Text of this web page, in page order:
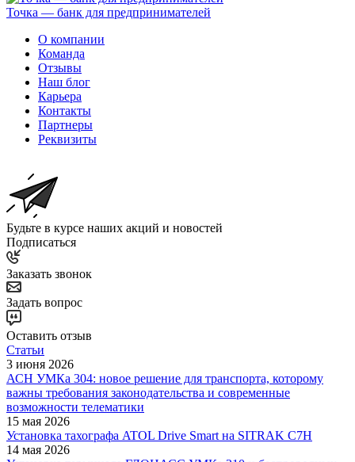
Точка — банк для предпринимателей
О компании
Команда
Отзывы
Наш блог
Карьера
Контакты
Партнеры
Реквизиты
Будьте в курсе наших акций и новостей
Подписаться
Заказать звонок
Задать вопрос
Оставить отзыв
Статьи
3 июня 2026
АСН УМКа 304: новое решение для транспорта, которому
важны требования законодательства и современные
возможности телематики
15 мая 2026
Установка тахографа ATOL Drive Smart на SITRAK C7H
14 мая 2026